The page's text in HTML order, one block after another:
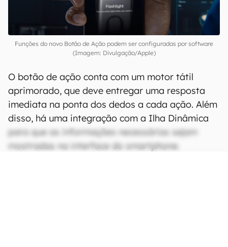
Funções do novo Botão de Ação podem ser configuradas por software
(Imagem: Divulgação/Apple)
O botão de ação conta com um motor tátil
aprimorado, que deve entregar uma resposta
imediata na ponta dos dedos a cada ação. Além
disso, há uma integração com a Ilha Dinâmica
para que as informações necessárias sejam
mostradas na interface do smartphone.